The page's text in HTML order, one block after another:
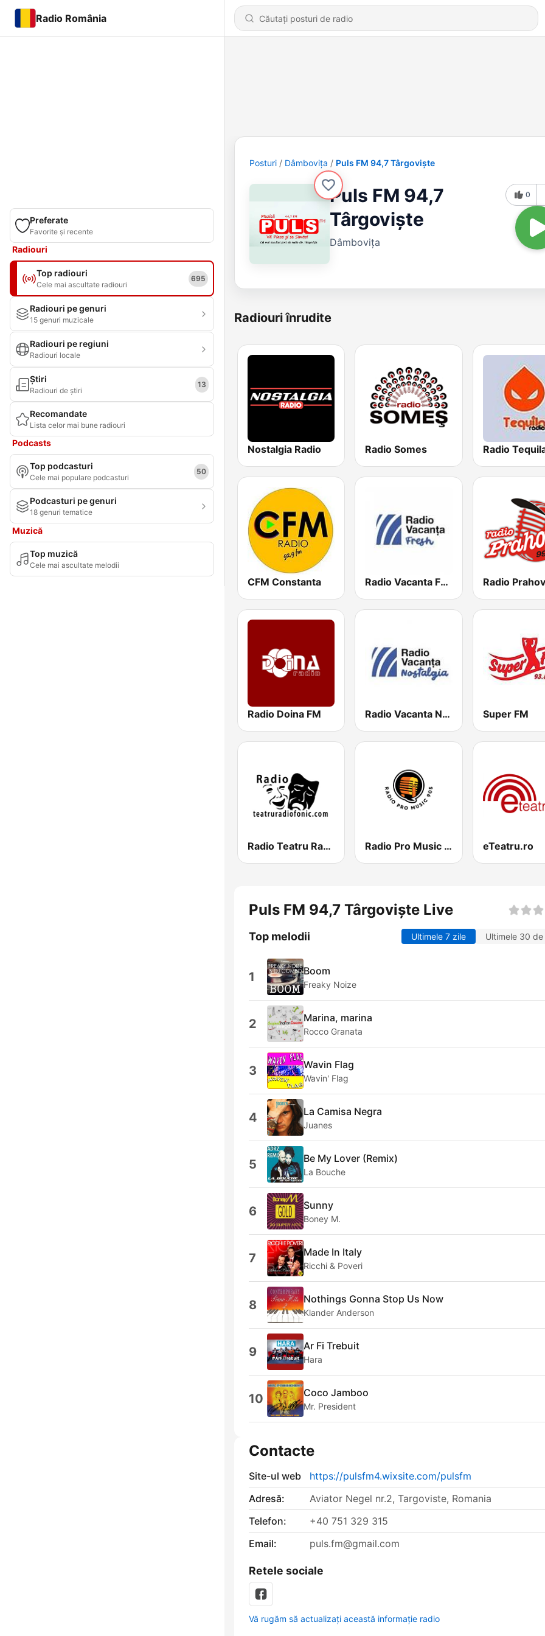
Radio România
Preferate
Favorite și recente
Radiouri
Top radiouri
Cele mai ascultate radiouri
695
Radiouri pe genuri
15 genuri muzicale
Radiouri pe regiuni
Radiouri locale
Știri
Radiouri de știri
13
Recomandate
Lista celor mai bune radiouri
Podcasts
Top podcasturi
Cele mai populare podcasturi
50
Podcasturi pe genuri
18 genuri tematice
Muzică
Top muzică
Cele mai ascultate melodii
Posturi Dâmboviţa Puls FM 94,7 Târgoviște
Puls FM 94,7
Târgoviște
Dâmboviţa
0
Radiouri înrudite
Nostalgia Radio Radio Somes
CFM Constanta Radio Vacanta Fresh Radio
Radio Doina FM Radio Vacanta Nostalgia Super FM
Radio Teatru Radiofonic Radio Pro Music 90s eTeatru.ro
Puls FM 94,7 Târgoviște Live
Top melodii Ultimele 7 zile Ultimele 30 de
1 Boom
Freaky Noize
2 Marina, marina
Rocco Granata
3 Wavin Flag
Wavin' Flag
4 La Camisa Negra
Juanes
5 Be My Lover (Remix)
La Bouche
6 Sunny
Boney M.
7 Made In Italy
Ricchi & Poveri
8 Nothings Gonna Stop Us Now
Klander Anderson
9 Ar Fi Trebuit
Hara
10 Coco Jamboo
Mr. President
Contacte
Site-ul web
https://pulsfm4.wixsite.com/pulsfm
Adresă:
Aviator Negel nr.2, Targoviste, Romania
Telefon:
+40 751 329 315
Email:
puls.fm@gmail.com
Retele sociale
Vă rugăm să actualizați această informație radio